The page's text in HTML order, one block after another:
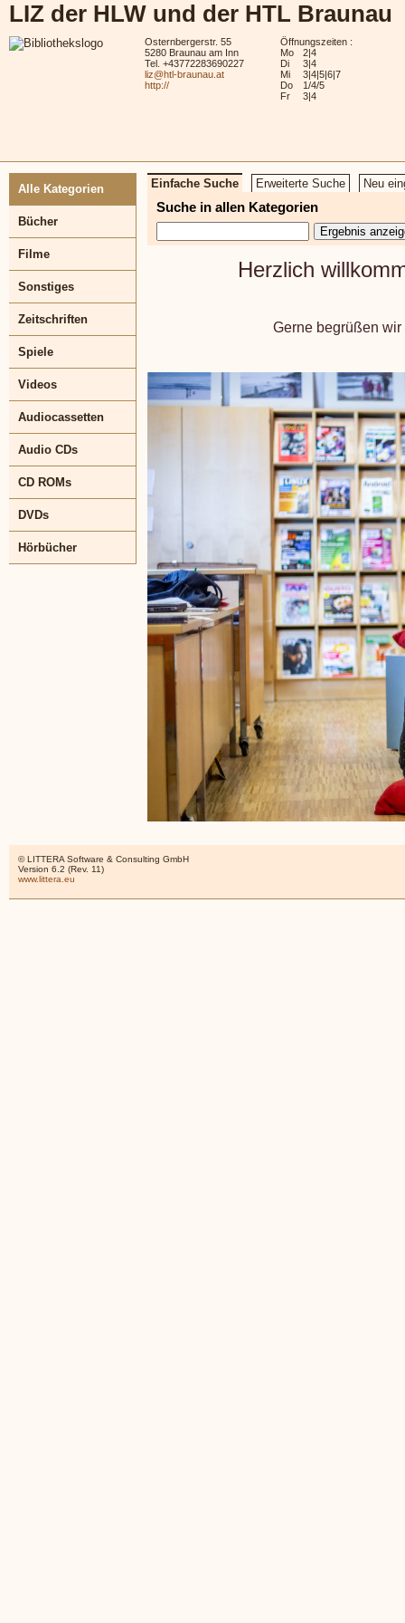
LIZ der HLW und der HTL Braunau
Osternbergerstr. 55
5280 Braunau am Inn
Tel. +43772283690227
liz@htl-braunau.at
http://
Öffnungszeiten :
Mo
2|4
Di
3|4
Mi
3|4|5|6|7
Do
1/4/5
Fr
3|4
Einfache Suche Erweiterte Suche Neu
Suche in allen Kategorien
Herzlich
Gerne begrüßen
Alle Kategorien
Bücher
Filme
Sonstiges
Zeitschriften
Spiele
Videos
Audiocassetten
Audio CDs
CD ROMs
DVDs
Hörbücher
© LITTERA Software & Consulting GmbH
Version 6.2 (Rev. 11)
www.littera.eu